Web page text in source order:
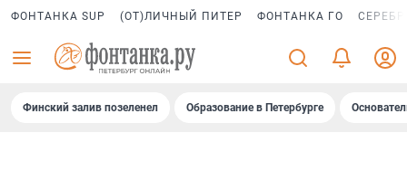
ФОНТАНКА SUP (ОТ)ЛИЧНЫЙ ПИТЕР ФОНТАНКА ГО
Финский залив позеленел Образование в Петербурге